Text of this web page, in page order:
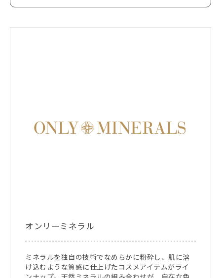
オンリーミネラル
ミネラルを独自の技術でなめらかに粉砕し、肌に溶
け込むような質感に仕上げたコスメアイテムがライ